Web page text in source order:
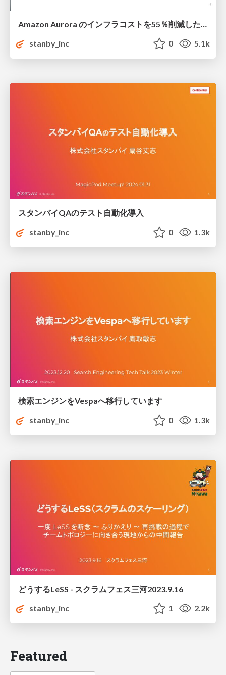
Amazon Aurora のインフラコストを55％削減した話
stanby_inc
0 5.1k
スタンバイQAのテスト自動化導入
stanby_inc
0 1.3k
検索エンジンをVespaへ移行しています
stanby_inc
0 1.3k
どうするLeSS - スクラムフェス三河2023.9.16
stanby_inc
1 2.2k
Featured